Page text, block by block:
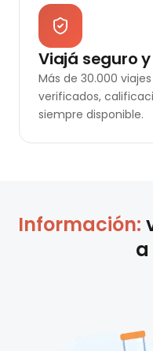
Viajá seguro
Más de 30.000
verificados,
siempre disponible.
Información:
a